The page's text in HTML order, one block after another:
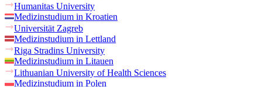
Humanitas University
Medizinstudium in Kroatien
Universität Zagreb
Medizinstudium in Lettland
Riga Stradins University
Medizinstudium in Litauen
Lithuanian University of Health Sciences
Medizinstudium in Polen